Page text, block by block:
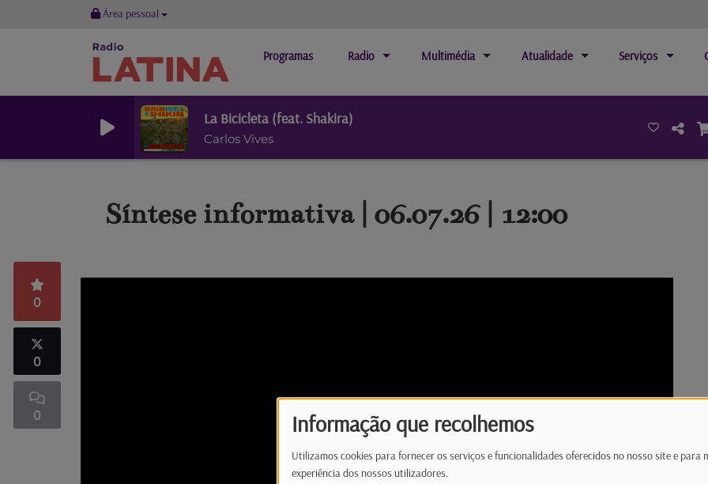
Informação que recolhemos
Utilizamos cookies para fornecer os serviços e funcionalidades oferecidos no nosso site e para
experiência dos nossos utilizadores.
Área pessoal
Programas Radio Multimédia Atualidade Serviços
La Bicicleta (feat. Shakira)
Carlos Vives
Síntese informativa | 06.07.26 | 12:00
0
0
0